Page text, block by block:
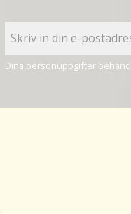
Dina personuppgifter